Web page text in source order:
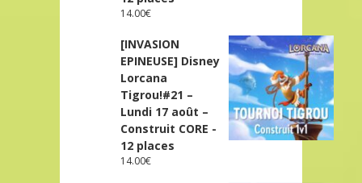
14.00€
[INVASION
EPINEUSE] Disney
Lorcana
Tigrou!#21 –
Lundi 17 août –
Construit CORE -
12 places
14.00€